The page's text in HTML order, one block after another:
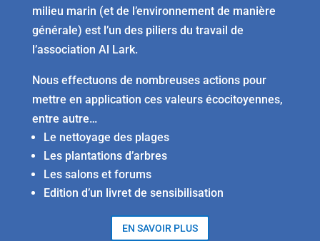
milieu marin (et de l’environnement de manière
générale) est l’un des piliers du travail de
l’association Al Lark.
Nous effectuons de nombreuses actions pour
mettre en application ces valeurs écocitoyennes,
entre autre…
Le nettoyage des plages
Les plantations d’arbres
Les salons et forums
Edition d’un livret de sensibilisation
EN SAVOIR PLUS